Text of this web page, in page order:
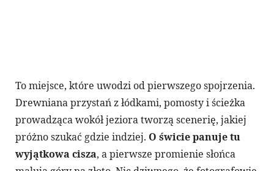
To miejsce, które uwodzi od pierwszego spojrzenia.
Drewniana przystań z łódkami, pomosty i ścieżka
prowadząca wokół jeziora tworzą scenerię, jakiej
próżno szukać gdzie indziej. O świcie panuje tu
wyjątkowa cisza, a pierwsze promienie słońca